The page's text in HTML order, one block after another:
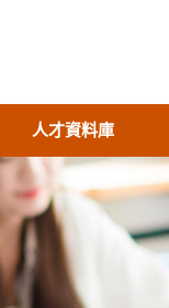
人才資料庫